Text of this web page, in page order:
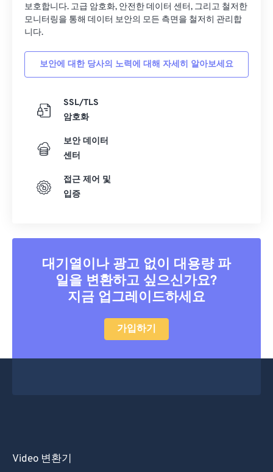
보호합니다. 고급 암호화, 안전한 데이터 센터, 그리고 철저한
모니터링을 통해 데이터 보안의 모든 측면을 철저히 관리합
니다.
보안에 대한 당사의 노력에 대해 자세히 알아보세요
SSL/TLS
암호화
보안 데이터
센터
접근 제어 및
입증
대기열이나 광고 없이 대용량 파
일을 변환하고 싶으신가요?
지금 업그레이드하세요
가입하기
Video 변환기